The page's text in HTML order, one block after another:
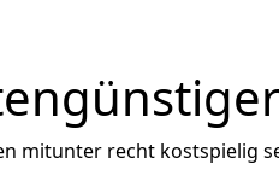
mitunter recht kostspielig